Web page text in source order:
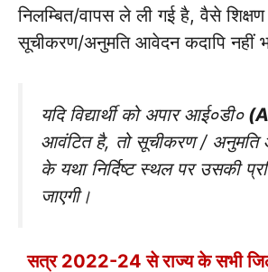
निलम्बित/वापस ले ली गई है, वैसे
सूचीकरण/अनुमति आवेदन कदापि नहीं
यदि विद्यार्थी को अपार आई०डी०
आवंटित है, तो सूचीकरण / अनुमति
के यथा निर्दिष्ट स्थल पर उसकी
जाएगी।
सत्र 2022-24 से राज्य के सभी